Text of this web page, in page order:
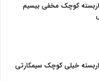
کوچک مخفی بیسیم
خیلی کوچک سیمکارتی